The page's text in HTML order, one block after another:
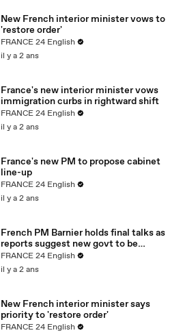
New French interior minister vows to
'restore order'
FRANCE 24 English
il y a 2 ans
France's new interior minister vows
immigration curbs in rightward shift
FRANCE 24 English
il y a 2 ans
France's new PM to propose cabinet
line-up
FRANCE 24 English
il y a 2 ans
French PM Barnier holds final talks as
reports suggest new govt to be
announced
FRANCE 24 English
il y a 2 ans
New French interior minister says
priority to 'restore order'
FRANCE 24 English